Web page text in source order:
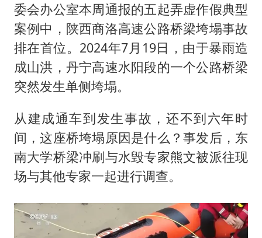
委会办公室本周通报的五起弄虚作假典型
案例中，陕西商洛高速公路桥梁垮塌事故
排在首位。2024年7月19日，由于暴雨造
成山洪，丹宁高速水阳段的一个公路桥梁
突然发生单侧垮塌。
从建成通车到发生事故，还不到六年时
间，这座桥垮塌原因是什么？事发后，东
南大学桥梁冲刷与水毁专家熊文被派往现
场与其他专家一起进行调查。